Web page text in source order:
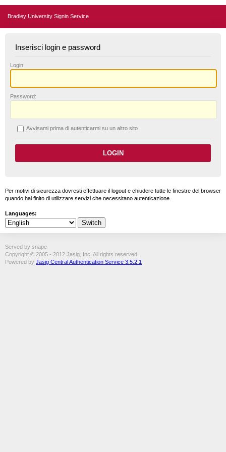
Bradley University Signin Service
Inserisci login e password
L ogin:
Password:
Avvisami prima di autenticarmi su un altro sito
Per motivi di sicurezza dovresti effettuare il logout e chiudere tutte le finestre del browser
quando hai finito di utilizzare servizi che necessitano autenticazione.
Languages:
Served by snape
Copyright © 2005 - 2012 Jasig, Inc. All rights reserved.
Powered by Jasig Central Authentication Service 3.5.2.1